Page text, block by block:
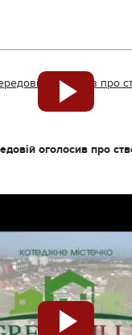
оголосив про